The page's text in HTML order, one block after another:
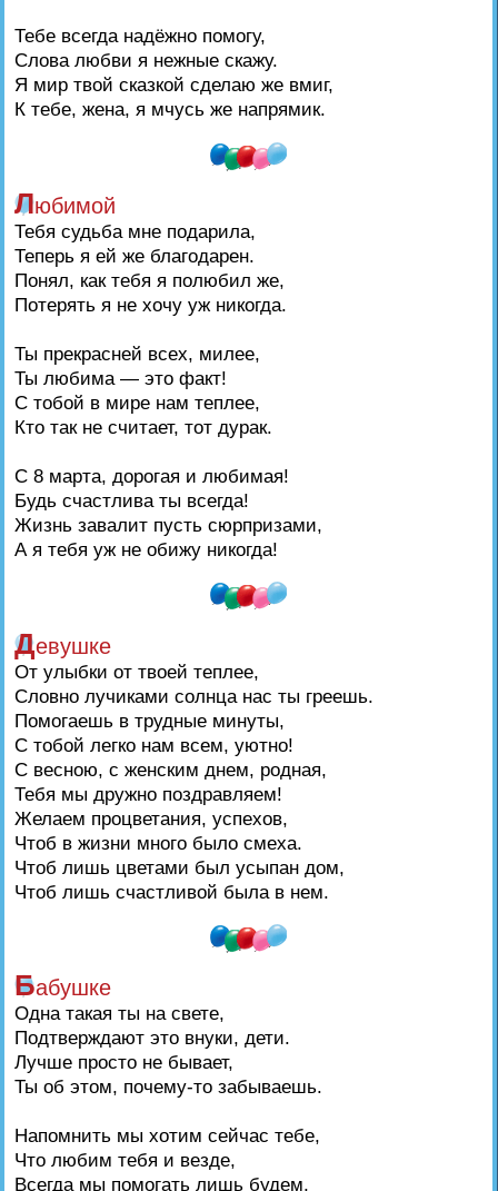
Тебе всегда надёжно помогу,
Слова любви я нежные скажу.
Я мир твой сказкой сделаю же вмиг,
К тебе, жена, я мчусь же напрямик.
Любимой
Тебя судьба мне подарила,
Теперь я ей же благодарен.
Понял, как тебя я полюбил же,
Потерять я не хочу уж никогда.
Ты прекрасней всех, милее,
Ты любима — это факт!
С тобой в мире нам теплее,
Кто так не считает, тот дурак.
С 8 марта, дорогая и любимая!
Будь счастлива ты всегда!
Жизнь завалит пусть сюрпризами,
А я тебя уж не обижу никогда!
Девушке
От улыбки от твоей теплее,
Словно лучиками солнца нас ты греешь.
Помогаешь в трудные минуты,
С тобой легко нам всем, уютно!
С весною, с женским днем, родная,
Тебя мы дружно поздравляем!
Желаем процветания, успехов,
Чтоб в жизни много было смеха.
Чтоб лишь цветами был усыпан дом,
Чтоб лишь счастливой была в нем.
Бабушке
Одна такая ты на свете,
Подтверждают это внуки, дети.
Лучше просто не бывает,
Ты об этом, почему-то забываешь.
Напомнить мы хотим сейчас тебе,
Что любим тебя и везде,
Всегда мы помогать лишь будем,